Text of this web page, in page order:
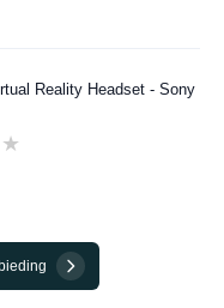
Reality Headset - Sony